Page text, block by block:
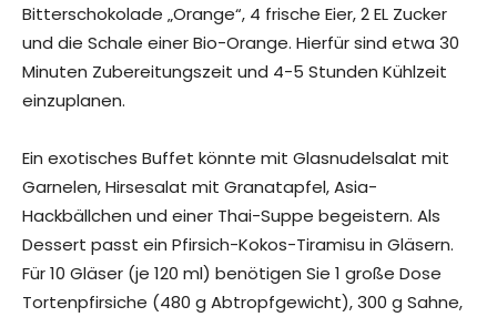
Bitterschokolade „Orange“, 4 frische Eier, 2 EL Zucker
und die Schale einer Bio-Orange. Hierfür sind etwa 30
Minuten Zubereitungszeit und 4-5 Stunden Kühlzeit
einzuplanen.
Ein exotisches Buffet könnte mit Glasnudelsalat mit
Garnelen, Hirsesalat mit Granatapfel, Asia-
Hackbällchen und einer Thai-Suppe begeistern. Als
Dessert passt ein Pfirsich-Kokos-Tiramisu in Gläsern.
Für 10 Gläser (je 120 ml) benötigen Sie 1 große Dose
Tortenpfirsiche (480 g Abtropfgewicht), 300 g Sahne,